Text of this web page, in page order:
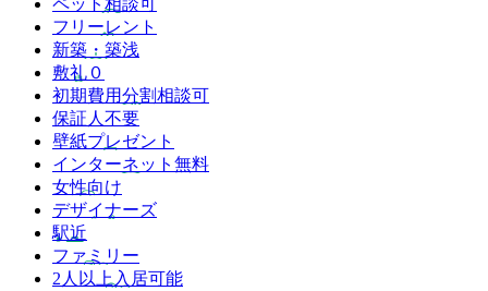
ペット相談可
フリーレント
新築・築浅
敷礼０
初期費用分割相談可
保証人不要
壁紙プレゼント
インターネット無料
女性向け
デザイナーズ
駅近
ファミリー
2人以上入居可能